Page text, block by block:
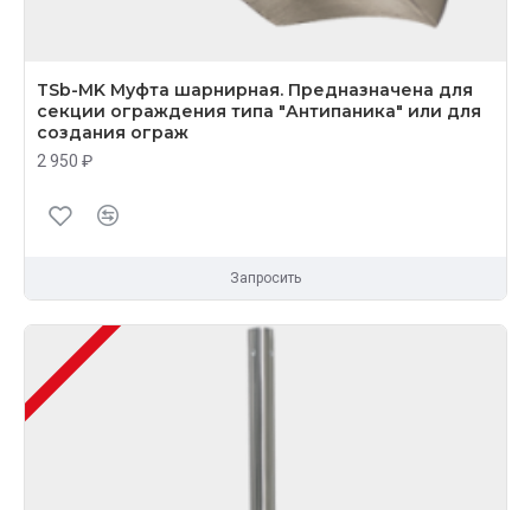
TSb-MK Муфта шарнирная. Предназначена для
секции ограждения типа "Антипаника" или для
создания ограж
2 950 ₽
Запросить